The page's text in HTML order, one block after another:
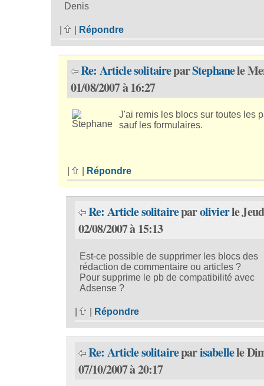
Denis
| Répondre
Re: Article solitaireparStephanele
01/08/2007 à 16:27
J'ai remis les blocs sur toutes les
sauf les formulaires.
Répondre
Re: Article solitaireparolivierle
02/08/2007 à 15:13
Est-ce possible de supprimer les blocs des
rédaction de commentaire ou articles ?
Pour supprime le pb de compatibilité avec
Adsense ?
Répondre
Re: Article solitaireparisabellele
07/10/2007 à 20:17